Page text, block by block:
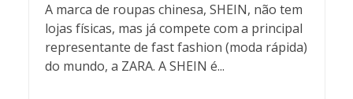
A marca de roupas chinesa, SHEIN, não tem
lojas físicas, mas já compete com a principal
representante de fast fashion (moda rápida)
do mundo, a ZARA. A SHEIN é...